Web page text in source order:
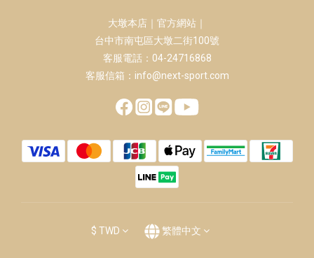
大墩本店｜官方網站｜
台中市南屯區大墩二街100號
客服電話：04-24716868
客服信箱：info@next-sport.com
$ TWD 繁體中文